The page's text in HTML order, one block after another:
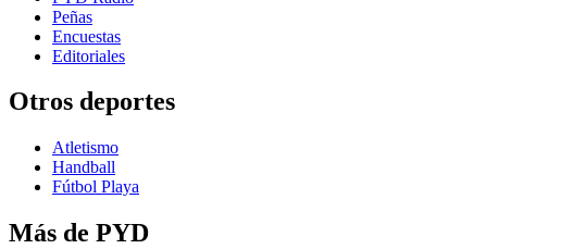
Peñas
Encuestas
Editoriales
Otros deportes
Atletismo
Handball
Fútbol Playa
Más de PYD